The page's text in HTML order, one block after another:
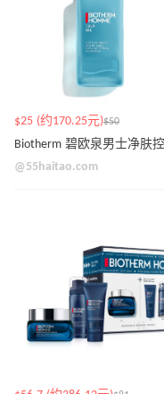
$25 (约170.25元)$50
@55haitao.com